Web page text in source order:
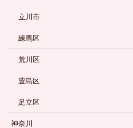
立川市
練馬区
荒川区
豊島区
足立区
神奈川